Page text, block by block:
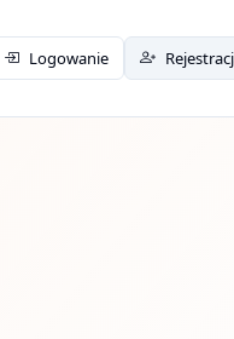
Logowanie